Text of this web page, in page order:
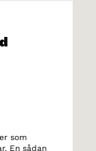
som
En sådan